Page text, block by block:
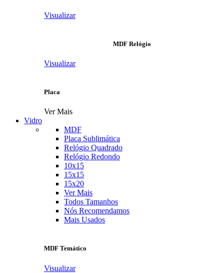
Visualizar
MDF Relógio
Visualizar
Placa
Ver Mais
Vidro
MDF
Placa Sublimática
Relógio Quadrado
Relógio Redondo
10x15
15x15
15x20
Ver Mais
Todos Tamanhos
Nós Recomendamos
Mais Usados
MDF Temático
Visualizar